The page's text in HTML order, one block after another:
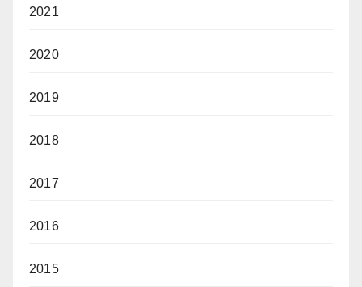
2021
2020
2019
2018
2017
2016
2015